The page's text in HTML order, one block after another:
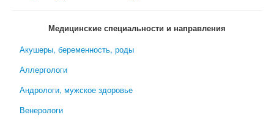
Медицинские специальности и направления
Акушеры, беременность, роды
Аллергологи
Андрологи, мужское здоровье
Венерологи